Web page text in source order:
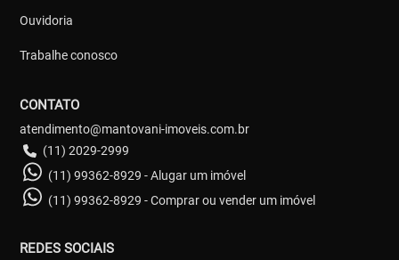
Ouvidoria
Trabalhe conosco
CONTATO
atendimento@mantovani-imoveis.com.br
(11) 2029-2999
(11) 99362-8929 - Alugar um imóvel
(11) 99362-8929 - Comprar ou vender um imóvel
REDES SOCIAIS